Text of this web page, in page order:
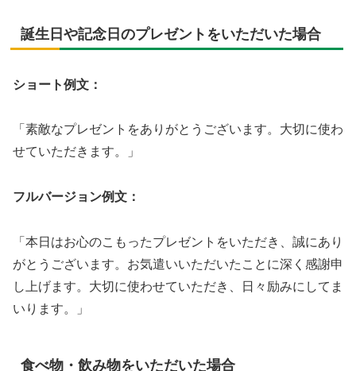
誕生日や記念日のプレゼントをいただいた場合
ショート例文：
「素敵なプレゼントをありがとうございます。大切に使わ
せていただきます。」
フルバージョン例文：
「本日はお心のこもったプレゼントをいただき、誠にあり
がとうございます。お気遣いいただいたことに深く感謝申
し上げます。大切に使わせていただき、日々励みにしてま
いります。」
食べ物・飲み物をいただいた場合